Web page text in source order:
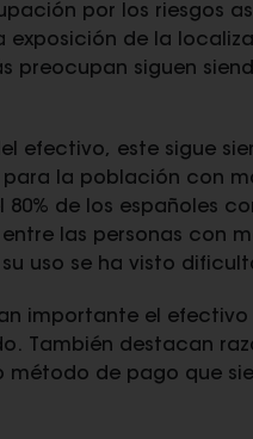
por los riesgos
de la
preocupan siguen
efectivo, este sigue
la población con
80% de los españoles
las personas con
uso se ha visto
importante el
También destacan
método de pago que